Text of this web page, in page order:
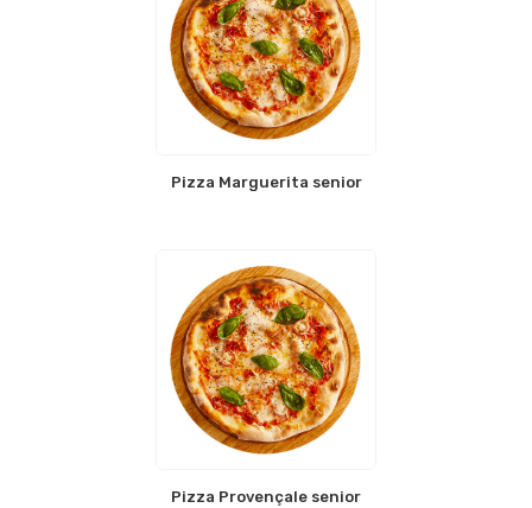
Pizza Marguerita senior
Pizza Provençale senior